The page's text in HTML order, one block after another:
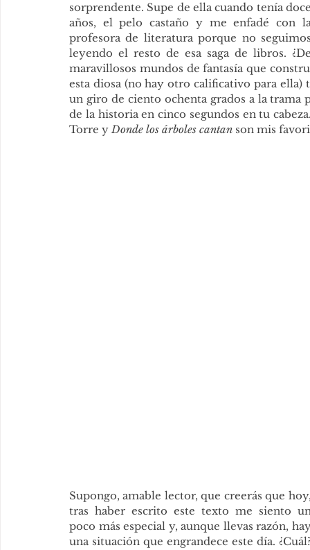
sorprendente. Supe de ella cuando tenía
años, el pelo castaño y me enfadé con
profesora de literatura porque no
leyendo el resto de esa saga de libros.
maravillosos mundos de fantasía que
esta diosa (no hay otro calificativo para ella)
un giro de ciento ochenta grados a la trama
de la historia en cinco segundos en tu
Torre y Donde los árboles cantan son mis
Supongo, amable lector, que creerás que
tras haber escrito este texto me siento
poco más especial y, aunque llevas razón,
una situación que engrandece este día.